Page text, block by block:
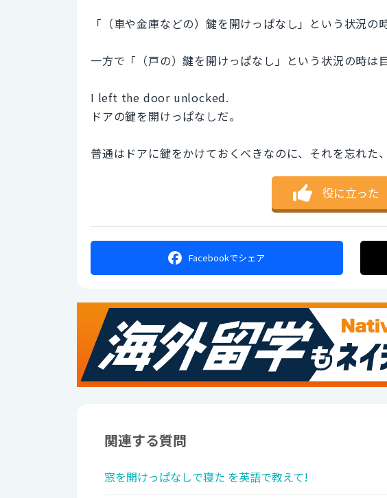
「（車や金庫などの）鍵を開けっぱなし」という状況の
一方で「（戸の）鍵を開けっぱなし」という状況の時は
I left the door unlocked.
ドアの鍵を開けっぱなしだ。
普通はドアに鍵をかけておくべきなのに、それを忘れた
役に立った
Facebookでシェア
関連する質問
窓を開けっぱなしで寝た を英語で教えて!